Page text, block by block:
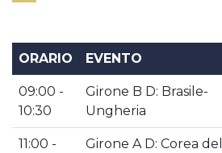
ORARIO EVENTO
09:00 -
10:30
Girone B D: Brasile-
Ungheria
11:00 -
Girone A D: Corea del